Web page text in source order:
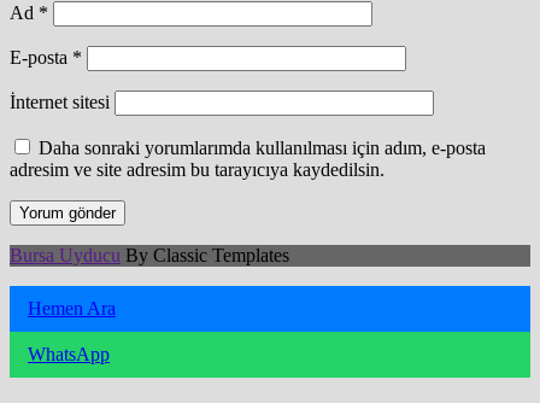
Ad *
E-posta *
İnternet sitesi
Daha sonraki yorumlarımda kullanılması için adım, e-posta
adresim ve site adresim bu tarayıcıya kaydedilsin.
Bursa Uyducu By Classic Templates
Hemen Ara
WhatsApp